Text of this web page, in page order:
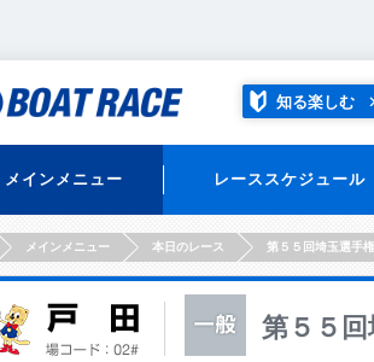
知る楽しむ
メインメニュー レーススケジュール
HOMEメインメニュー 本日のレース 第５５回埼玉選手
第５５